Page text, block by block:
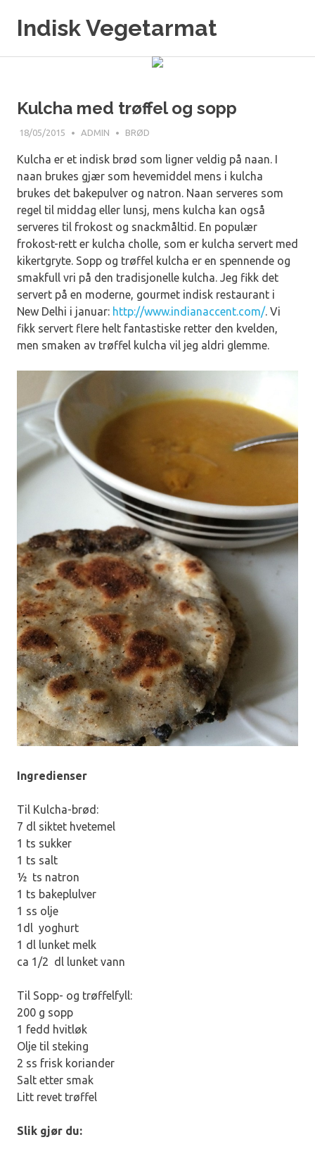
Indisk Vegetarmat
Kulcha med trøffel og sopp
18/05/2015 ADMIN BRØD
Kulcha er et indisk brød som ligner veldig på naan. I
naan brukes gjær som hevemiddel mens i kulcha
brukes det bakepulver og natron. Naan serveres som
regel til middag eller lunsj, mens kulcha kan også
serveres til frokost og snackmåltid. En populær
frokost-rett er kulcha cholle, som er kulcha servert med
kikertgryte. Sopp og trøffel kulcha er en spennende og
smakfull vri på den tradisjonelle kulcha. Jeg fikk det
servert på en moderne, gourmet indisk restaurant i
New Delhi i januar: http://www.indianaccent.com/. Vi
fikk servert flere helt fantastiske retter den kvelden,
men smaken av trøffel kulcha vil jeg aldri glemme.
Ingredienser
Til Kulcha-brød:
7 dl siktet hvetemel
1 ts sukker
1 ts salt
½ ts natron
1 ts bakeplulver
1 ss olje
1dl yoghurt
1 dl lunket melk
ca 1/2 dl lunket vann
Til Sopp- og trøffelfyll:
200 g sopp
1 fedd hvitløk
Olje til steking
2 ss frisk koriander
Salt etter smak
Litt revet trøffel
Slik gjør du: